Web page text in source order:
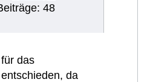
48
das
da